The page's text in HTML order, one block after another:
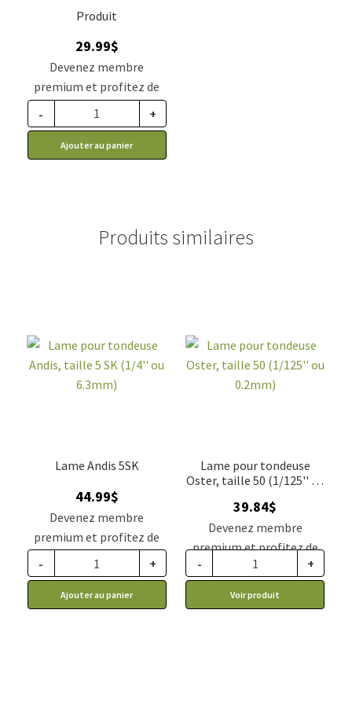
Produit
29.99$
Devenez membre
premium et profitez de
ce prix rabais : 24.74$ CA
- +
Ajouter au panier
Produits similaires
Lame Andis 5SK
44.99$
Devenez membre
premium et profitez de
ce prix rabais : 37.12$ CA
- +
Ajouter au panier
Lame pour tondeuse
Oster, taille 50 (1/125'' ou
39.84$
Devenez membre
premium et profitez de
ce prix rabais : 32.87$ CA
- +
Voir produit